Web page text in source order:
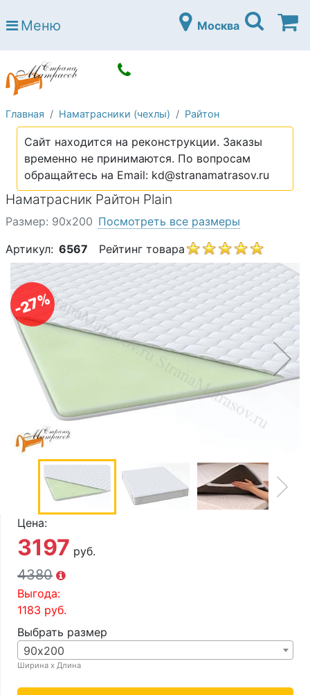
Страна матрасов
Open submenu (Матрасы)
Open submenu (Кровати)
Кровати
Open submenu (Аксессуары)
Open submenu (Диваны)
Диваны
Open submenu (Постельное белье)
Постельное белье
Open submenu (Мебель)
Мебель
Open submenu (Основания)
Основания
Open submenu (Детские матрасы)
Open submenu (Детские кровати)
Детские кровати
Open submenu (Шкафы)
Шкафы
О компании
Доставка по городу
Меню Москва
Главная Наматрасники (чехлы) Райтон
Сайт находится на реконструкции. Заказы
временно не принимаются. По вопросам
обращайтесь на Email: kd@stranamatrasov.ru
Наматрасник Райтон Plain
-27%
Размер: 90х200 Посмотреть все размеры
Артикул: 6567 Рейтинг товара
Цена:
3197 руб.
4380
Выгода:
1183 руб.
Выбрать размер
90х200
Ширина х Длина